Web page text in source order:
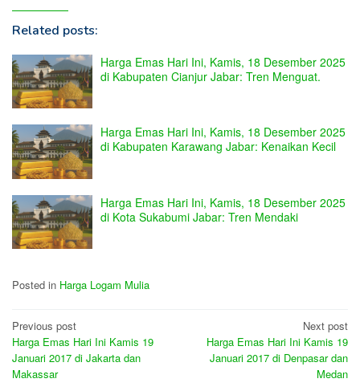
Related posts:
Harga Emas Hari Ini, Kamis, 18 Desember 2025
di Kabupaten Cianjur Jabar: Tren Menguat.
Harga Emas Hari Ini, Kamis, 18 Desember 2025
di Kabupaten Karawang Jabar: Kenaikan Kecil
Harga Emas Hari Ini, Kamis, 18 Desember 2025
di Kota Sukabumi Jabar: Tren Mendaki
Posted in Harga Logam Mulia
Post
navigation
Previous post
Harga Emas Hari Ini Kamis 19
Januari 2017 di Jakarta dan
Makassar
Next post
Harga Emas Hari Ini Kamis 19
Januari 2017 di Denpasar dan
Medan